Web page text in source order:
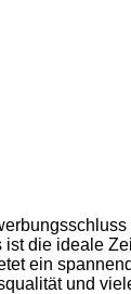
ist die ideale
ein
und